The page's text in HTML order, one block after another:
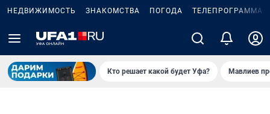
НЕДВИЖИМОСТЬ ЗНАКОМСТВА ПОГОДА ТЕЛЕПРОГРАММА
Кто решает какой будет Уфа? Мавлиев